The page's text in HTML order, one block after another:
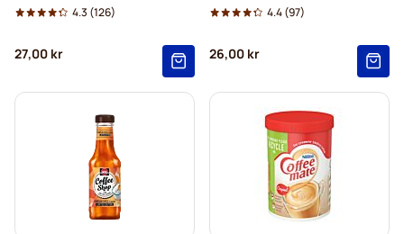
4.3 (126)
27,00 kr
4.4(97)
26,00 kr